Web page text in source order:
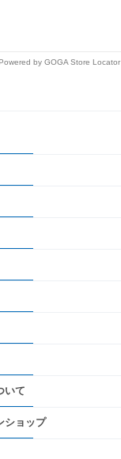
by GOGA Store Locator
いて
ショップ